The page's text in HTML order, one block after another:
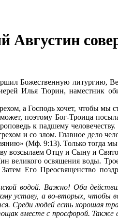
Августин
Божественную литургию,
Илья Тюрин, наместник
а Господь хочет, чтобы мы
поэтому Бог-Троица
к падшему
и со злом. Главное дело
(Мф. 9:13). Только тогда
возсылаем Отцу и Сыну и
великого освящения воды.
Его Преосвященство
водой. Важно! Оба
уставу, а во-вторых, чтобы
Среди людей есть хорошая
вместе с просфорой.